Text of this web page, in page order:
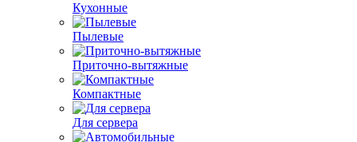
Кухонные
Пылевые
Приточно-вытяжные
Компактные
Для сервера